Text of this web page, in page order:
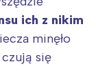
ich z nikim
minęło
czują się